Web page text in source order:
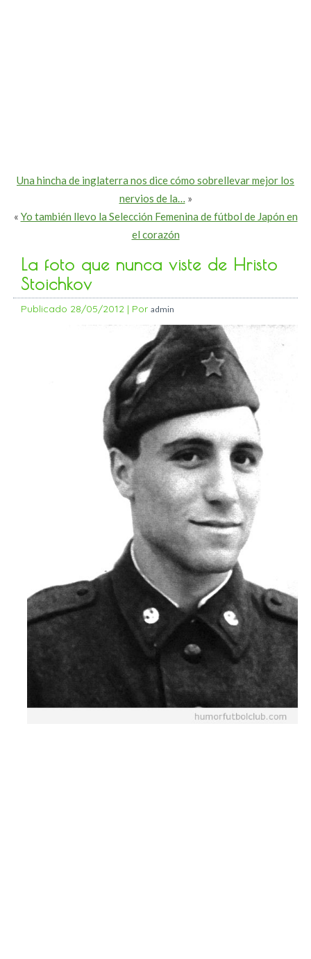
Una hincha de inglaterra nos dice cómo sobrellevar mejor los
nervios de la… »
« Yo también llevo la Selección Femenina de fútbol de Japón en
el corazón
La foto que nunca viste de Hristo
Stoichkov
Publicado 28/05/2012 | Por admin